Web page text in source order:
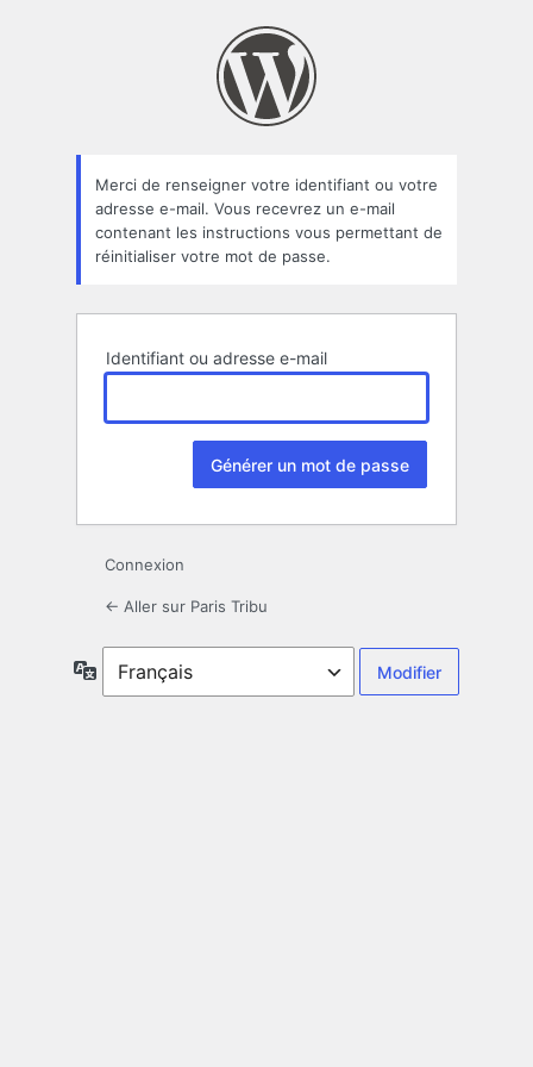
oublié
Merci de renseigner votre identifiant ou votre
adresse e-mail. Vous recevrez un e-mail
contenant les instructions vous permettant de
réinitialiser votre mot de passe.
Identifiant ou adresse e-mail
Connexion
← Aller sur Paris Tribu
Langue